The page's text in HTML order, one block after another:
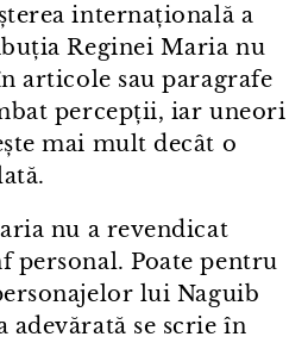
internațională a
Reginei Maria nu
articole sau paragrafe
percepții, iar uneori
mai mult decât o
nu a revendicat
personal. Poate pentru
lui Naguib
se scrie în